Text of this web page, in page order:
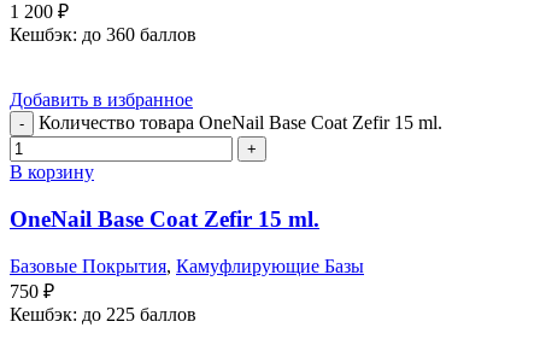
1 200 ₽
Кешбэк: до 360 баллов
Добавить в избранное
Количество товара OneNail Base Coat Zefir 15 ml.
В корзину
OneNail Base Coat Zefir 15 ml.
Базовые Покрытия, Камуфлирующие Базы
750 ₽
Кешбэк: до 225 баллов